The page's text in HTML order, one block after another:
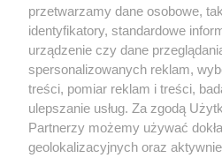
przetwarzamy dane osobowe,
identyfikatory, standardowe
urządzenie czy dane
spersonalizowanych reklam,
treści, pomiar reklam i treści,
ulepszanie usług. Za zgodą
Partnerzy możemy używać
geolokalizacyjnych oraz